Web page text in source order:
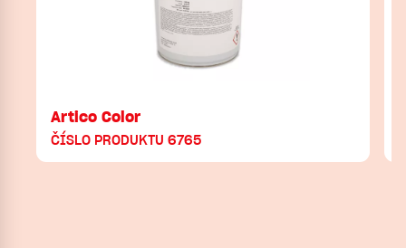
Artico Color
ČÍSLO PRODUKTU 6765